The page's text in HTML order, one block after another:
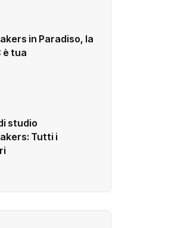
in Paradiso, la
è tua
studio
Tutti i